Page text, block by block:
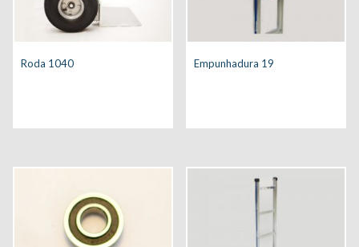
Roda 1040 Empunhadura 19